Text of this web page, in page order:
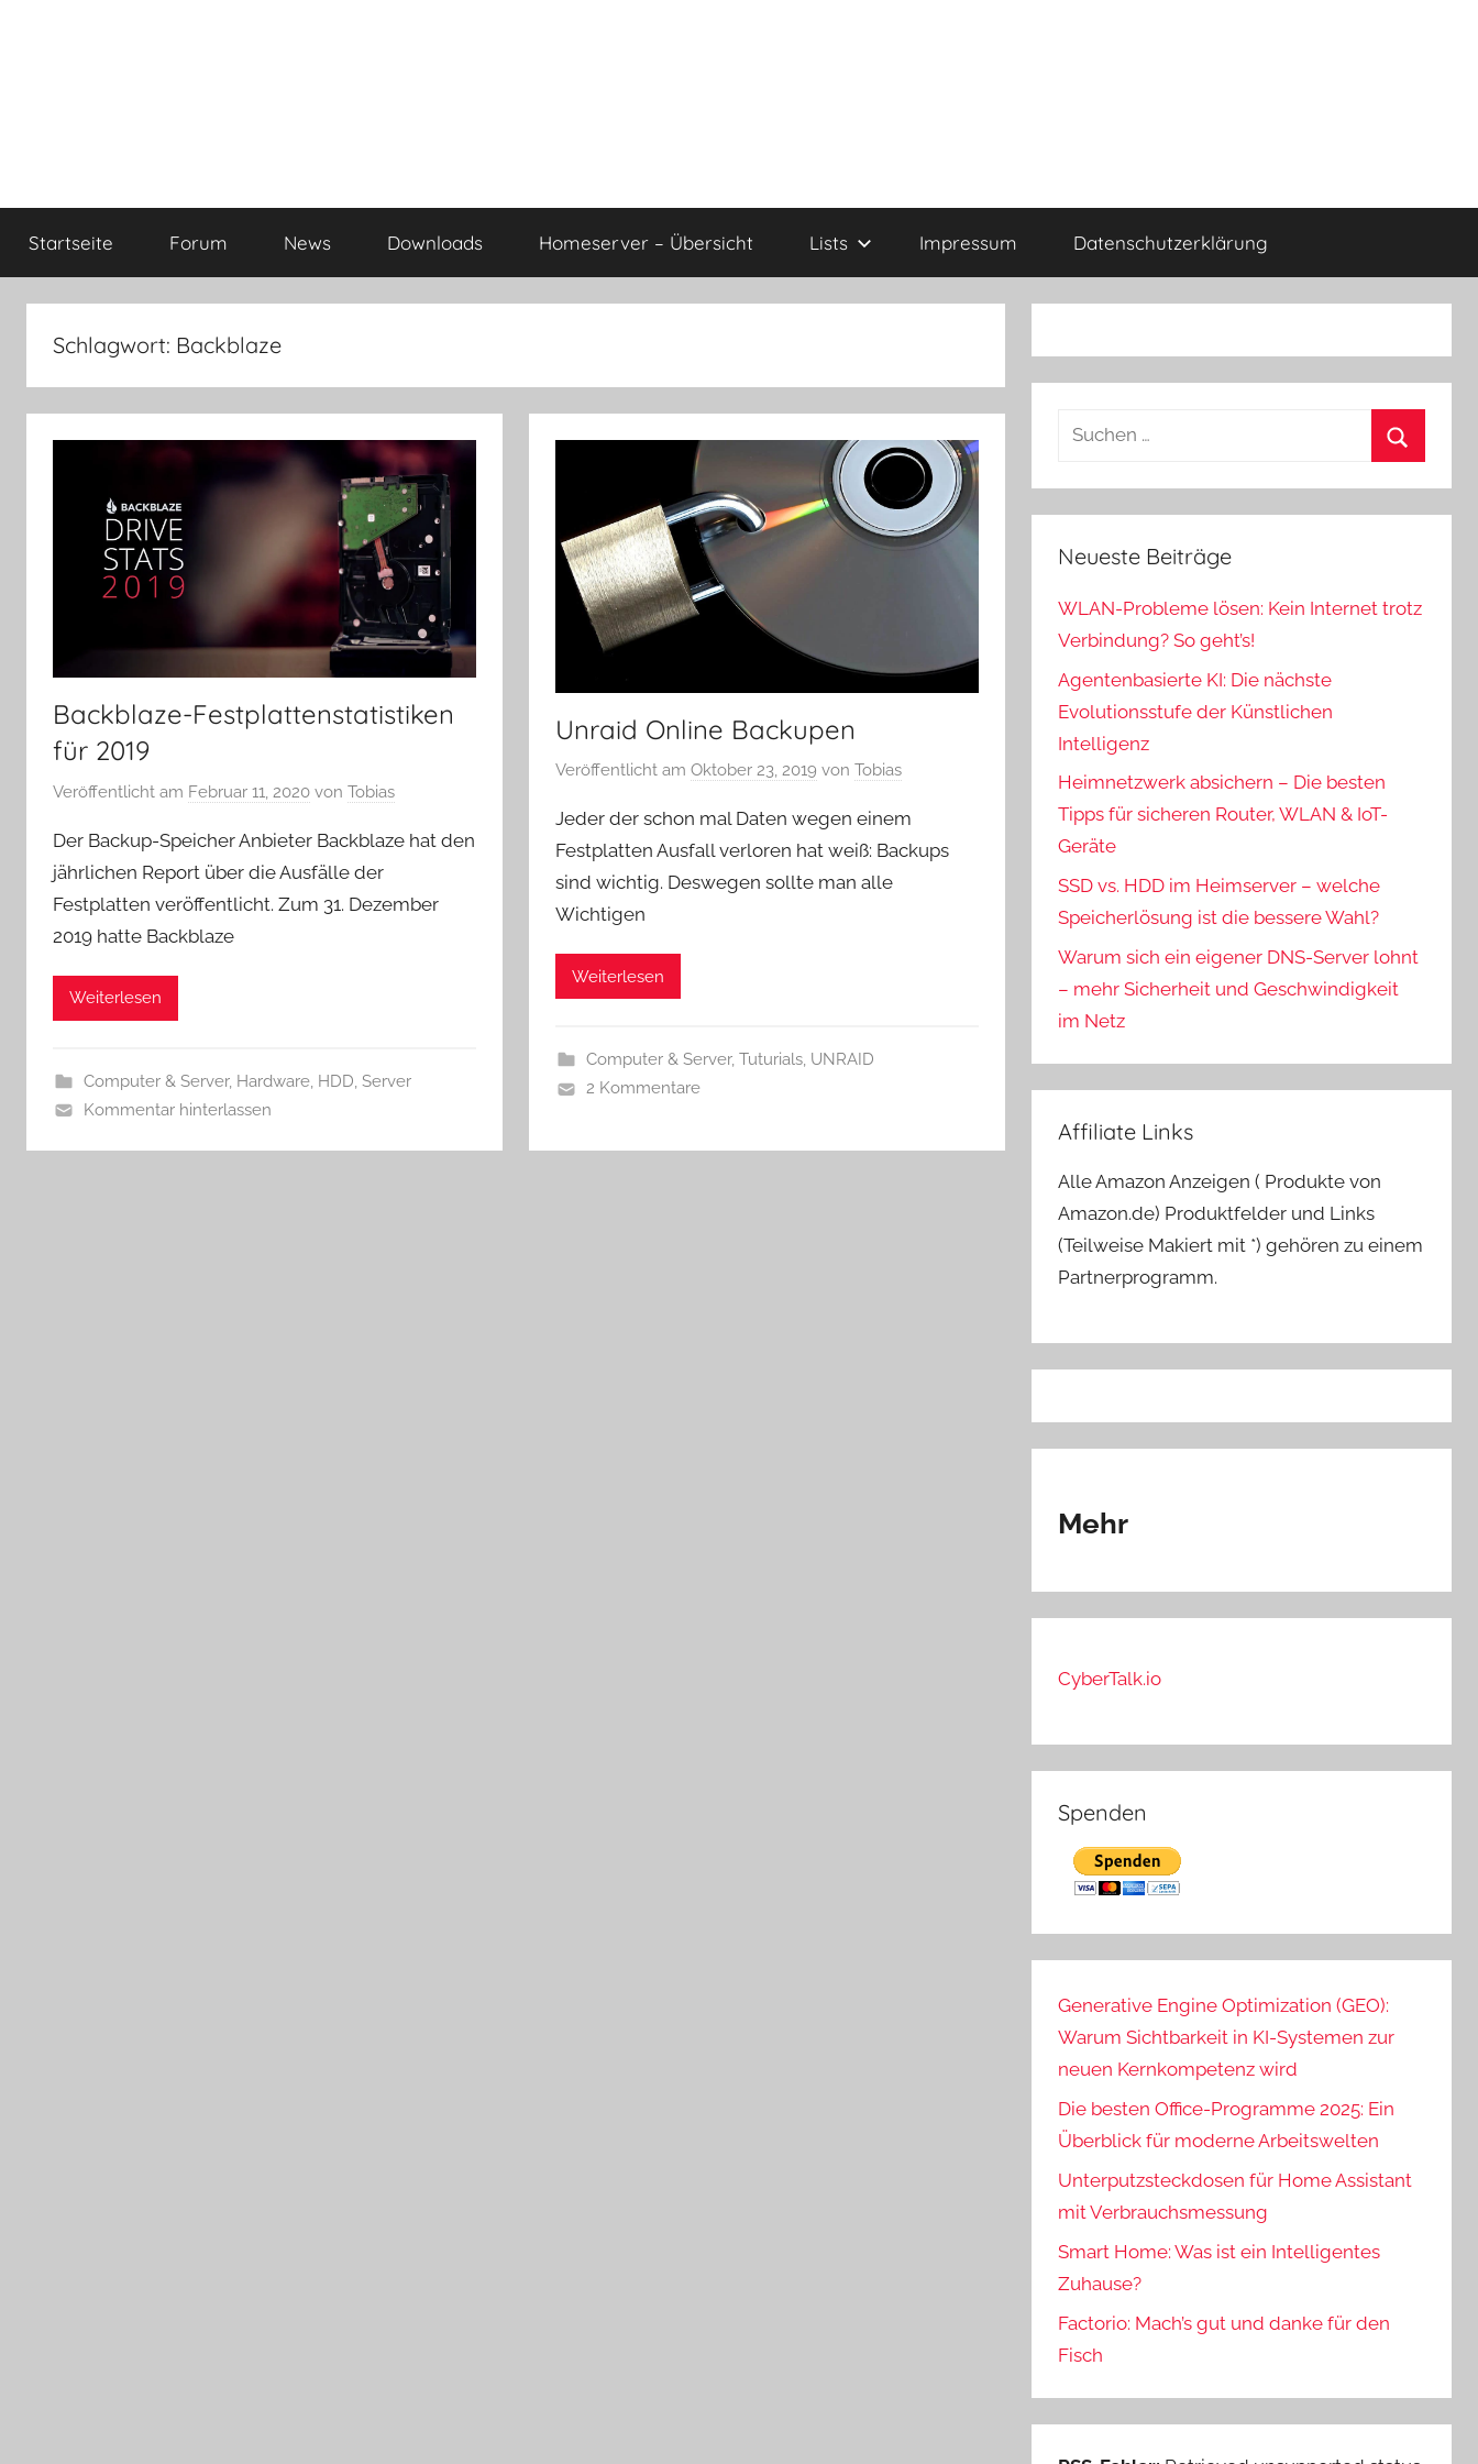
Startseite Forum News Downloads Homeserver – Übersicht Lists Impressum Datenschutzerklärung
Schlagwort: Backblaze
Backblaze-Festplattenstatistiken
für 2019
Veröffentlicht am Februar 11, 2020 von Tobias
Der Backup-Speicher Anbieter Backblaze hat den
jährlichen Report über die Ausfälle der
Festplatten veröffentlicht. Zum 31. Dezember
2019 hatte Backblaze
Weiterlesen
Computer & Server, Hardware, HDD, Server
Kommentar hinterlassen
Unraid Online Backupen
Veröffentlicht amOktober 23, 2019 vonTobias
Jeder der schon mal Daten wegen einem
Festplatten Ausfall verloren hat weiß: Backups
sind wichtig. Deswegen sollte man alle
Wichtigen
Weiterlesen
Computer & Server, Tuturials, UNRAID
2 Kommentare
Suchen
Neueste Beiträge
WLAN-Probleme lösen: Kein Internet trotz
Verbindung? So geht’s!
Agentenbasierte KI: Die nächste
Evolutionsstufe der Künstlichen
Intelligenz
Heimnetzwerk absichern – Die besten
Tipps für sicheren Router, WLAN & IoT-
Geräte
SSD vs. HDD im Heimserver – welche
Speicherlösung ist die bessere Wahl?
Warum sich ein eigener DNS-Server lohnt
– mehr Sicherheit und Geschwindigkeit
im Netz
Affiliate Links
Alle Amazon Anzeigen ( Produkte von
Amazon.de) Produktfelder und Links
(Teilweise Makiert mit *) gehören zu einem
Partnerprogramm.
Mehr
CyberTalk.io
Spenden
Generative Engine Optimization (GEO):
Warum Sichtbarkeit in KI-Systemen zur
neuen Kernkompetenz wird
Die besten Office-Programme 2025: Ein
Überblick für moderne Arbeitswelten
Unterputzsteckdosen für Home Assistant
mit Verbrauchsmessung
Smart Home: Was ist ein Intelligentes
Zuhause?
Factorio: Mach’s gut und danke für den
Fisch